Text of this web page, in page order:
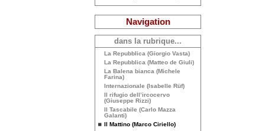
Navigation
dans la rubrique...
La Repubblica (Giorgio Vasta)
La Repubblica (Matteo de Giuli)
La Balena bianca (Michele
Farina)
Internazionale (Isabelle Rüf)
Il rifugio dell’ircocervo
(Giuseppe Rizzi)
Il Tascabile (Carlo Mazza
Galanti)
Il Mattino (Marco Ciriello)